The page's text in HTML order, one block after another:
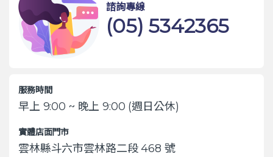
諮詢專線
(05) 5342365
服務時間
早上 9:00 ~ 晚上 9:00 (週日公休)
實體店面門市
雲林縣斗六市雲林路二段 468 號